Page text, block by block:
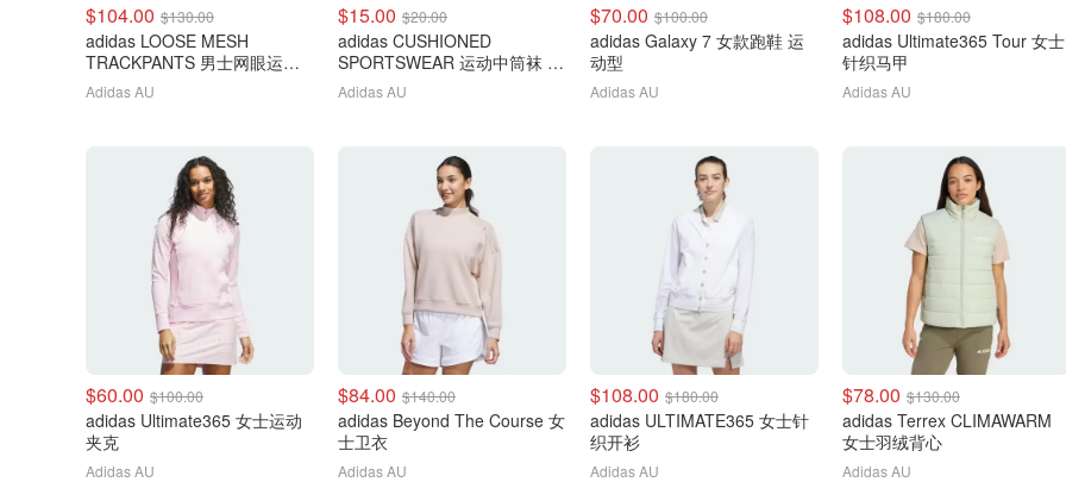
$104.00 $130.00
adidas LOOSE MESH
TRACKPANTS 男士网眼运动
裤
Adidas AU
$15.00 $20.00
adidas CUSHIONED
SPORTSWEAR 运动中筒袜 3
双装
Adidas AU
$70.00 $100.00
adidas Galaxy 7 女款跑鞋 运
动型
Adidas AU
$108.00 $180.00
adidas Ultimate365 Tour 女士
针织马甲
Adidas AU
$60.00 $100.00
adidas Ultimate365 女士运动
夹克
Adidas AU
$84.00 $140.00
adidas Beyond The Course 女
士卫衣
Adidas AU
$108.00 $180.00
adidas ULTIMATE365 女士针
织开衫
Adidas AU
$78.00 $130.00
adidas Terrex CLIMAWARM
女士羽绒背心
Adidas AU